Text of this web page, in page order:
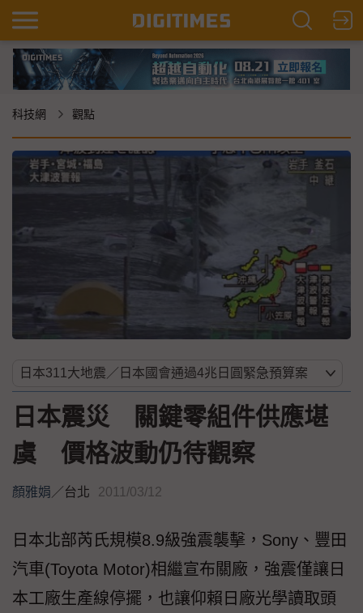
科技網 觀點
日本震災 關鍵零組件供應堪
虞 價格波動仍待觀察
顏雅娟 ／台北 2011/03/12
日本北部芮氏規模8.9級強震襲擊，Sony、豐田
汽車(Toyota Motor)相繼宣布關廠，強震僅讓日
本工廠生產線停擺，也讓仰賴日廠光學讀取頭